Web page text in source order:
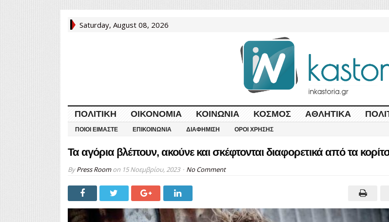
Saturday, August 08, 2026
ΠΟΛΙΤΙΚΉ ΟΙΚΟΝΟΜΊΑ ΚΟΙΝΩΝΊΑ ΚΌΣΜΟΣ ΑΘΛΗΤΙΚΆ
ΠΟΙΟΙ ΕΊΜΑΣΤΕ ΕΠΙΚΟΙΝΩΝΊΑ ΔΙΑΦΉΜΙΣΗ ΌΡΟΙ ΧΡΉΣΗΣ
Τα αγόρια βλέπουν, ακούνε και σκέφτονται διαφορετικά από τα
ByPress Roomon 15 Νοεμβρίου, 2023 No Comment